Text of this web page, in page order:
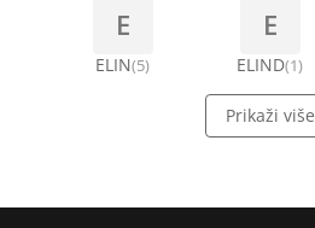
E
ELIN(5)
E
ELIND(1)
Prikaži više